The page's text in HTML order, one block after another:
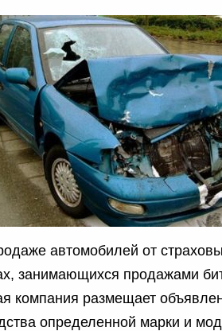
автомобилей от
занимающихся продажами
компания размещает
определенной марки и